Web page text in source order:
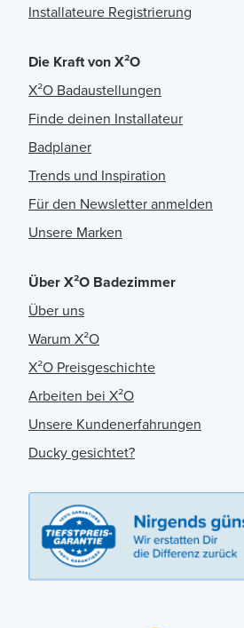
Installateure Registrierung
Die Kraft von X²O
X²O Badaustellungen
Finde deinen Installateur
Badplaner
Trends und Inspiration
Für den Newsletter anmelden
Unsere Marken
Über X²O Badezimmer
Über uns
Warum X²O
X²O Preisgeschichte
Arbeiten bei X²O
Unsere Kundenerfahrungen
Ducky gesichtet?